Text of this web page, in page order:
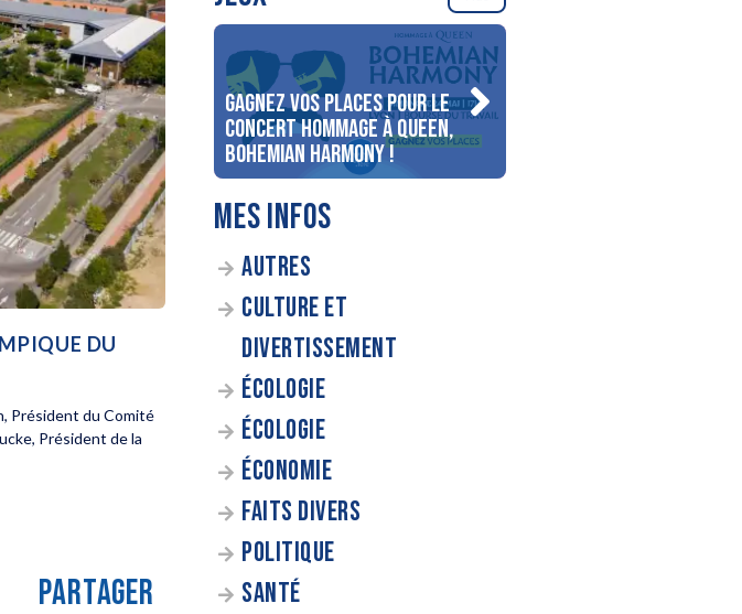
DU
Président du Comité
Président de la
PARTAGER
Gagnez vos places pour le
concert Hommage à Queen,
Bohemian Harmony !
MES INFOS
AUTRES
CULTURE ET
DIVERTISSEMENT
ÉCOLOGIE
ÉCOLOGIE
ÉCONOMIE
FAITS DIVERS
POLITIQUE
SANTÉ